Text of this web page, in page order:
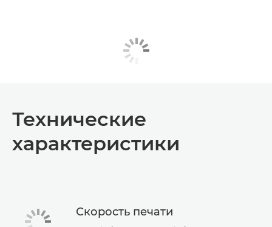
Технические
характеристики
Скорость печати